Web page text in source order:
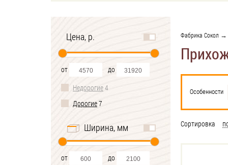
Цена, р.
от
до
Недорогие4
Дорогие7
Ширина, мм
от до
Фабрика Сокол →
Особенности
Сортировка